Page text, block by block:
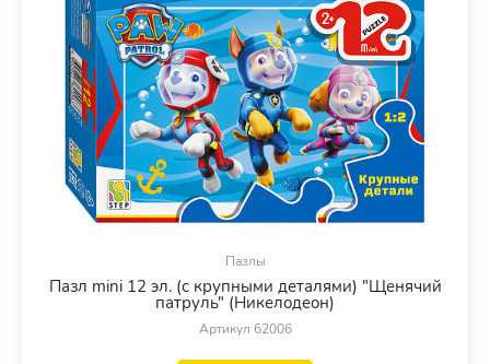
Пазлы
Пазл mini 12 эл. (с крупными деталями) "Щенячий
патруль" (Никелодеон)
Артикул 62006